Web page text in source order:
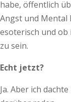
habe, öffentlich
Angst und Mental
esoterisch und
zu sein.
Echt jetzt?
Ja. Aber ich